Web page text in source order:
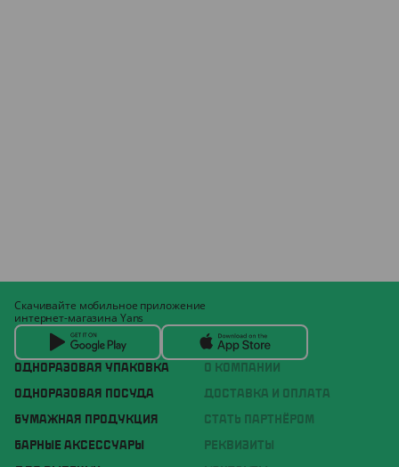
ОДНОРАЗОВАЯ УПАКОВКА
ОДНОРАЗОВАЯ ПОСУДА
БУМАЖНАЯ ПРОДУКЦИЯ
БАРНЫЕ АКСЕССУАРЫ
О КОМПАНИИ
ДОСТАВКА И ОПЛАТА
СТАТЬ ПАРТНЁРОМ
РЕКВИЗИТЫ
Скачивайте мобильное приложение
интернет-магазина Yans